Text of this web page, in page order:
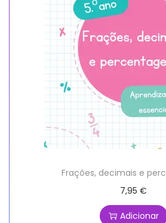
Frações, decimais e
7,95€
Adicionar